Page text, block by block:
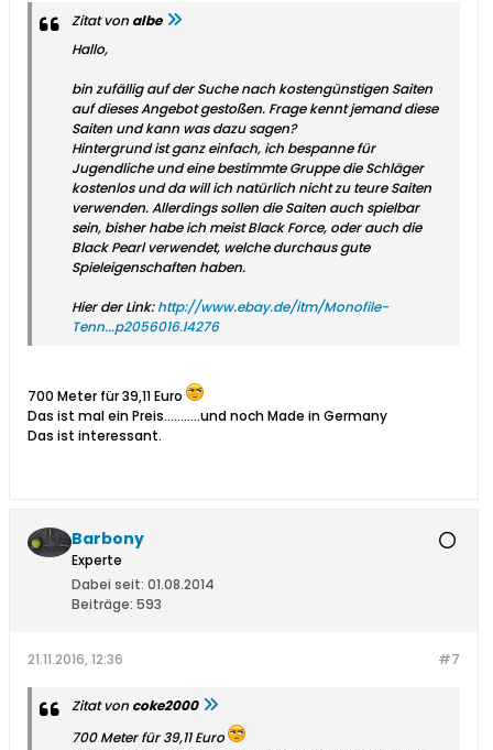
Zitat von albe
Hallo,
bin zufällig auf der Suche nach kostengünstigen Saiten
auf dieses Angebot gestoßen. Frage kennt jemand diese
Saiten und kann was dazu sagen?
Hintergrund ist ganz einfach, ich bespanne für
Jugendliche und eine bestimmte Gruppe die Schläger
kostenlos und da will ich natürlich nicht zu teure Saiten
verwenden. Allerdings sollen die Saiten auch spielbar
sein, bisher habe ich meist Black Force, oder auch die
Black Pearl verwendet, welche durchaus gute
Spieleigenschaften haben.
Hier der Link:http://www.ebay.de/itm/Monofile-
Tenn...p2056016.l4276
700 Meter für 39,11 Euro
Das ist mal ein Preis...........und noch Made in Germany
Das ist interessant.
Barbony
Experte
Dabei seit: 01.08.2014
Beiträge: 593
#7
21.11.2016, 12:36
Zitat von coke2000
700 Meter für 39,11 Euro